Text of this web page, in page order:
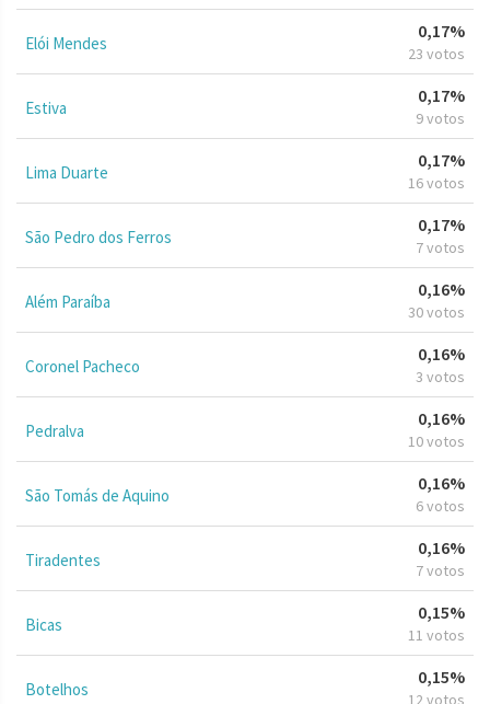
Elói Mendes
0,17%
23 votos
Estiva
0,17%
9 votos
Lima Duarte
0,17%
16 votos
São Pedro dos Ferros
0,17%
7 votos
Além Paraíba
0,16%
30 votos
Coronel Pacheco
0,16%
3 votos
Pedralva
0,16%
10 votos
São Tomás de Aquino
0,16%
6 votos
Tiradentes
0,16%
7 votos
Bicas
0,15%
11 votos
Botelhos
0,15%
12 votos